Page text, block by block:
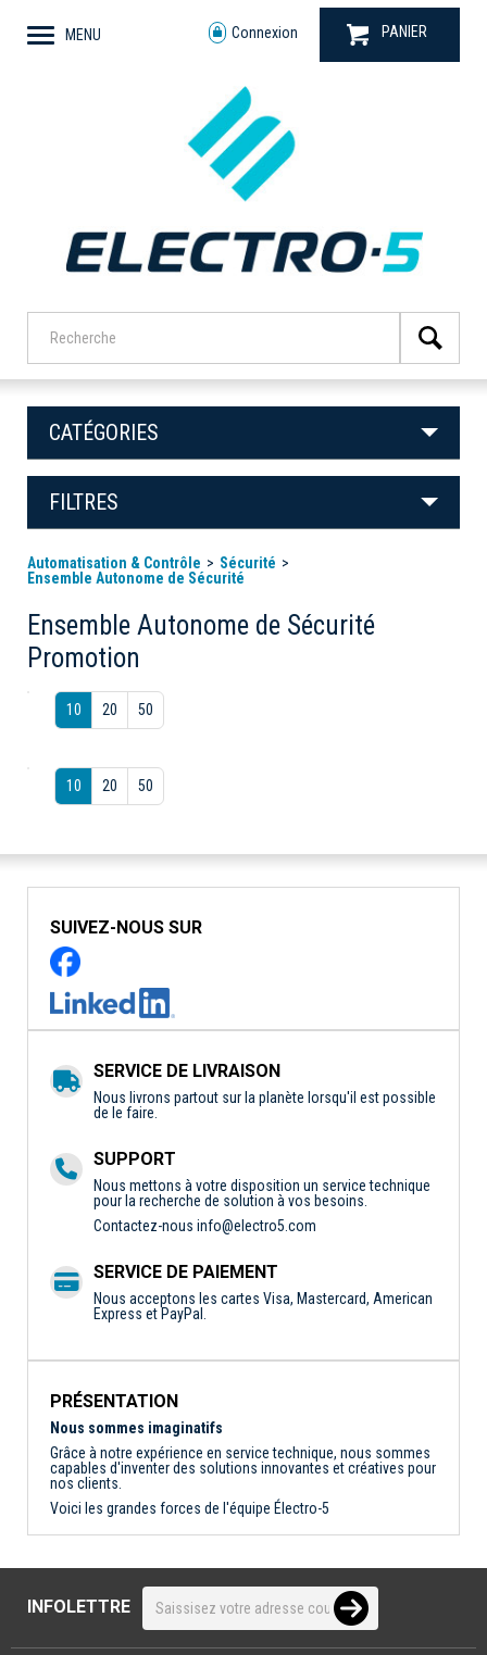
MENU Connexion PANIER
CATÉGORIES
FILTRES
Automatisation & Contrôle
Sécurité
Ensemble Autonome de Sécurité
Ensemble Autonome de Sécurité
Promotion
10 20 50
10 20 50
SUIVEZ-NOUS SUR
SERVICE DE LIVRAISON
Nous livrons partout sur la planète lorsqu'il est possible
de le faire.
SUPPORT
Nous mettons à votre disposition un service technique
pour la recherche de solution à vos besoins.
Contactez-nous info@electro5.com
SERVICE DE PAIEMENT
Nous acceptons les cartes Visa, Mastercard, American
Express et PayPal.
PRÉSENTATION
Nous sommes imaginatifs
Grâce à notre expérience en service technique, nous sommes
capables d'inventer des solutions innovantes et créatives pour
nos clients.
Voici les grandes forces de l'équipe Électro-5
INFOLETTRE